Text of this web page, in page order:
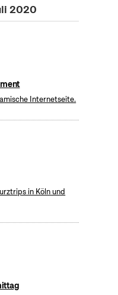
2020
Internetseite.
in Köln und